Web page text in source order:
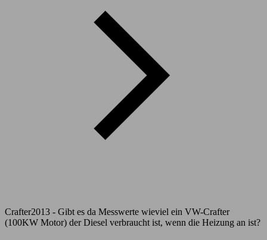
Crafter2013 - Gibt es da Messwerte wieviel ein VW-Crafter
(100KW Motor) der Diesel verbraucht ist, wenn die Heizung an ist?